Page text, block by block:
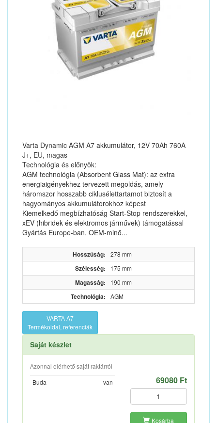
Varta Dynamic AGM A7 akkumulátor, 12V 70Ah 760A
J+, EU, magas
Technológia és előnyök:
AGM technológia (Absorbent Glass Mat): az extra
energiaigényekhez tervezett megoldás, amely
háromszor hosszabb ciklusélettartamot biztosít a
hagyományos akkumulátorokhoz képest
Kiemelkedő megbízhatóság Start-Stop rendszerekkel,
xEV (hibridek és elektromos járművek) támogatással
Gyártás Europe‑ban, OEM-minő...
Hosszúság: 278 mm
Szélesség: 175 mm
Magasság: 190 mm
Technológia: AGM
VARTA A7
Termékoldal, referenciák
Saját készlet
Azonnal elérhető saját raktárról
Buda
van 69080 Ft
Kosárba